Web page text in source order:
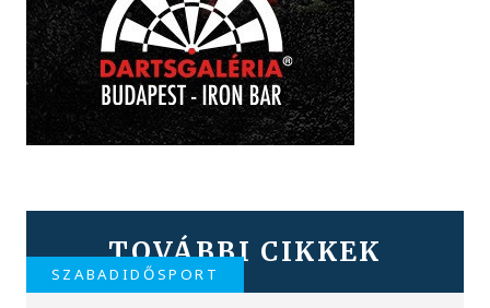
TOVÁBBI CIKKEK
SZABADIDŐSPORT